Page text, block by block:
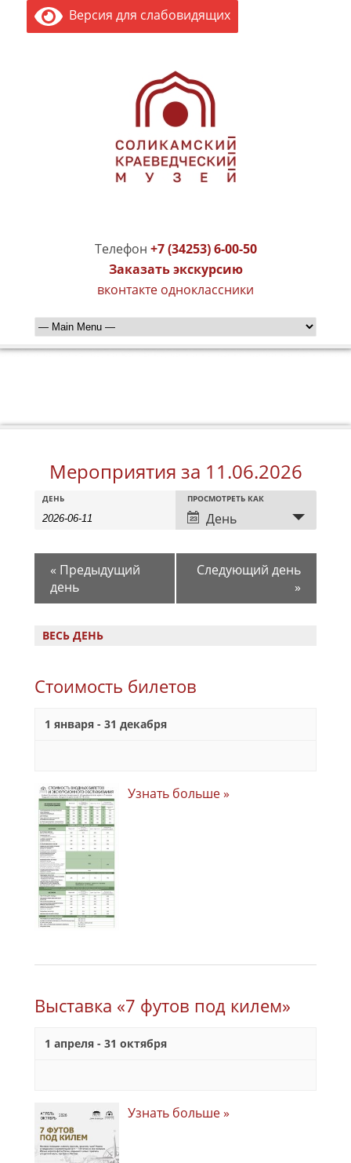
Версия для слабовидящих
Телефон +7 (34253) 6-00-50
Заказать экскурсию
вконтакте одноклассники
Мероприятия за 11.06.2026
Мероприятия
Search
Views
Navigation
Мероприятия
Search
ДЕНЬ Событие
Views
Navigation
ПРОСМОТРЕТЬ КАК
День
« Предыдущий
день
Следующий день
»
ВЕСЬ ДЕНЬ
Стоимость билетов
1 января - 31 декабря
Узнать больше »
Выставка «7 футов под килем»
1 апреля - 31 октября
Узнать больше »